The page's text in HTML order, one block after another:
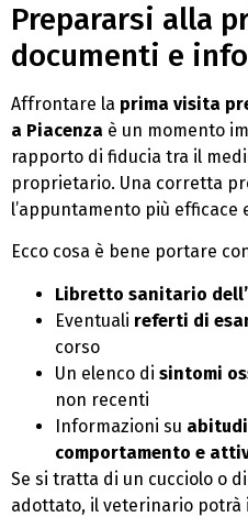
Prepararsi alla
documenti e
Affrontare la prima visita
a Piacenza è un momento
rapporto di fiducia tra il
proprietario. Una corretta
l’appuntamento più efficace
Ecco cosa è bene portare
Libretto sanitario
Eventuali referti di
corso
Un elenco di sintomi
non recenti
Informazioni su
comportamento e
Se si tratta di un cucciolo o
adottato, il veterinario potrà